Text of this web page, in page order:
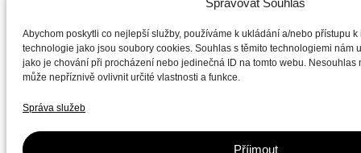
Abychom poskytli co nejlepší služby, používáme k ukládání a/nebo přístupu
technologie jako jsou soubory cookies. Souhlas s těmito technologiemi nám
jako je chování při procházení nebo jedinečná ID na tomto webu.
může nepříznivě ovlivnit určité vlastnosti a funkce.
Správa služeb
Příjmout